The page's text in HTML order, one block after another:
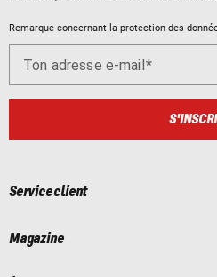
Remarque concernant la protection des
Ton adresse e-mail
Service client
Magazine